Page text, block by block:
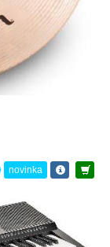
novinka